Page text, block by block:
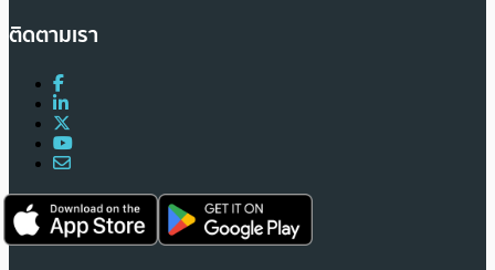
ติดตามเรา